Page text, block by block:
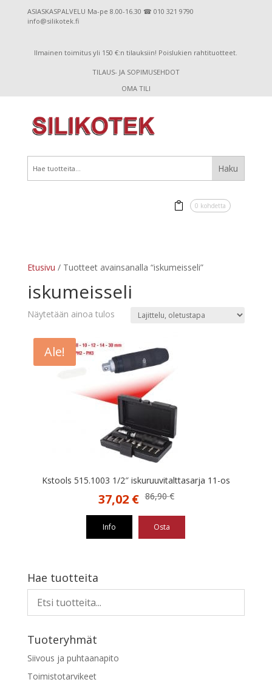
ASIASKASPALVELU Ma-pe 8.00-16.30 ☎ 010 321 9790
info@silikotek.fi
Ilmainen toimitus yli 150 €:n tilauksiin! Poislukien rahtituotteet.
TILAUS- JA SOPIMUSEHDOT
OMA TILI
0 kohdetta
Etusivu / Tuotteet avainsanalla “iskumeisseli”
iskumeisseli
Näytetään ainoa tulos
Ale!
Kstools 515.1003 1/2″ iskuruuvitalttasarja 11-os
86,90€
Alkuperäinen
86,90 €.
37,02 €Nykyinen
37,02 €.
Info Osta
Hae tuotteita
Tuoteryhmät
Siivous ja puhtaanapito
Toimistotarvikeet